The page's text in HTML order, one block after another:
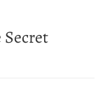
Secret